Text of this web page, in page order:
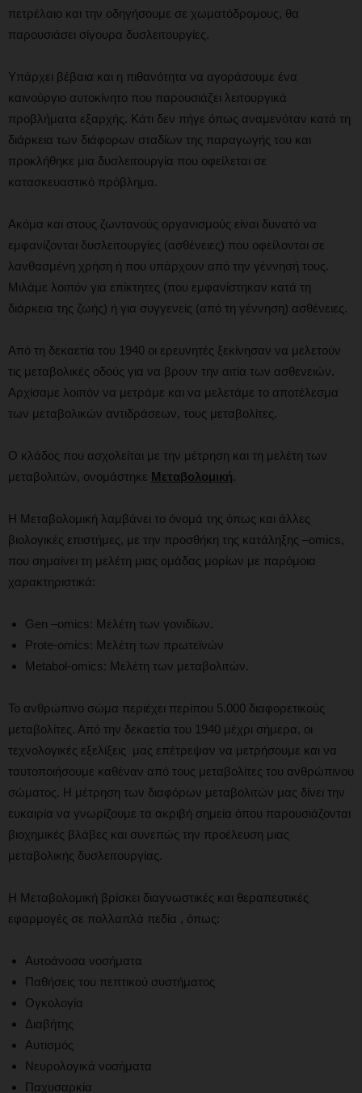
πετρέλαιο και την οδηγήσουμε σε χωματόδρομους, θα
παρουσιάσει σίγουρα δυσλειτουργίες.
Υπάρχει βέβαια και η πιθανότητα να αγοράσουμε ένα
καινούργιο αυτοκίνητο που παρουσιάζει λειτουργικά
προβλήματα εξαρχής. Κάτι δεν πήγε όπως αναμενόταν κατά τη
διάρκεια των διάφορων σταδίων της παραγωγής του και
προκλήθηκε μια δυσλειτουργία που οφείλεται σε
κατασκευαστικό πρόβλημα.
Ακόμα και στους ζωντανούς οργανισμούς είναι δυνατό να
εμφανίζονται δυσλειτουργίες (ασθένειες) που οφείλονται σε
λανθασμένη χρήση ή που υπάρχουν από την γέννησή τους.
Μιλάμε λοιπόν για επίκτητες (που εμφανίστηκαν κατά τη
διάρκεια της ζωής) ή για συγγενείς (από τη γέννηση) ασθένειες.
Από τη δεκαετία του 1940 οι ερευνητές ξεκίνησαν να μελετούν
τις μεταβολικές οδούς για να βρουν την αιτία των ασθενειών.
Αρχίσαμε λοιπόν να μετράμε και να μελετάμε το αποτέλεσμα
των μεταβολικών αντιδράσεων, τους μεταβολίτες.
Ο κλάδος που ασχολείται με την μέτρηση και τη μελέτη των
μεταβολιτών, ονομάστηκε Μεταβολομική.
Η Μεταβολομική λαμβάνει το όνομά της όπως και άλλες
βιολογικές επιστήμες, με την προσθήκη της κατάληξης –omics,
που σημαίνει τη μελέτη μιας ομάδας μορίων με παρόμοια
χαρακτηριστικά:
Gen –omics: Μελέτη των γονιδίων.
Prote-omics: Μελέτη των πρωτεϊνών
Metabol-omics: Μελέτη των μεταβολιτών.
Το ανθρώπινο σώμα περιέχει περίπου 5.000 διαφορετικούς
μεταβολίτες. Από την δεκαετία του 1940 μέχρι σήμερα, οι
τεχνολογικές εξελίξεις μας επέτρεψαν να μετρήσουμε και να
ταυτοποιήσουμε καθέναν από τους μεταβολίτες του ανθρώπινου
σώματος. Η μέτρηση των διαφόρων μεταβολιτών μας δίνει την
ευκαιρία να γνωρίζουμε τα ακριβή σημεία όπου παρουσιάζονται
βιοχημικές βλάβες και συνεπώς την προέλευση μιας
μεταβολικής δυσλειτουργίας.
Η Μεταβολομική βρίσκει διαγνωστικές και θεραπευτικές
εφαρμογές σε πολλαπλά πεδία , όπως:
Αυτοάνοσα νοσήματα
Παθήσεις του πεπτικού συστήματος
Ογκολογία
Διαβήτης
Αυτισμός
Νευρολογικά νοσήματα
Παχυσαρκία